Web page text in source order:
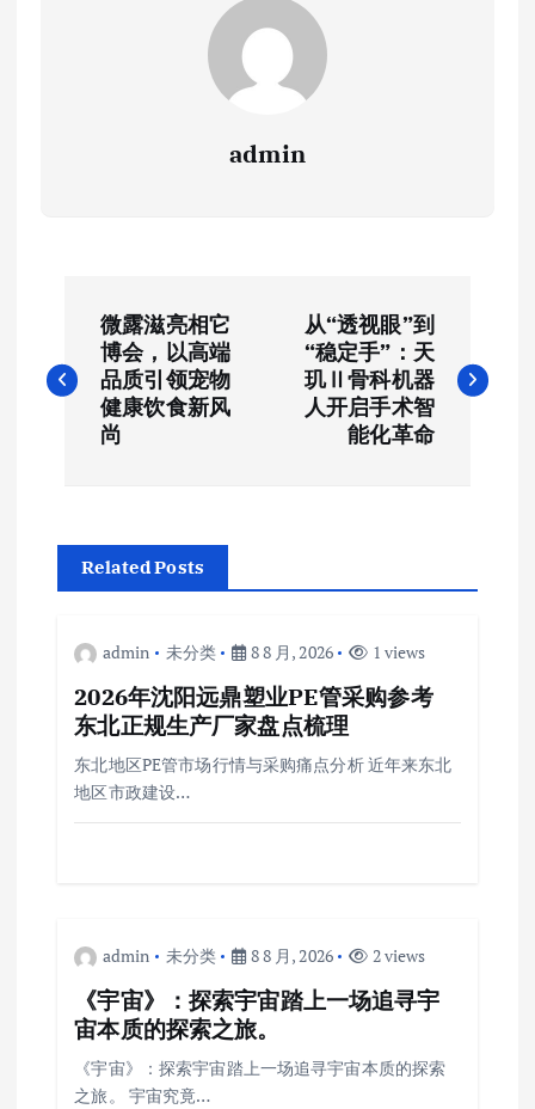
admin
章
微露滋亮相它
博会，以高端
品质引领宠物
健康饮食新风
尚
从“透视眼”到
“稳定手”：天
玑Ⅱ骨科机器
人开启手术智
能化革命
Related Posts
admin 未分类 8 8 月, 2026 1 views
2026年沈阳远鼎塑业PE管采购参考
东北正规生产厂家盘点梳理
东北地区PE管市场行情与采购痛点分析 近年来东北
地区市政建设…
admin 未分类 8 8 月, 2026 2 views
《宇宙》：探索宇宙踏上一场追寻宇
宙本质的探索之旅。
《宇宙》：探索宇宙踏上一场追寻宇宙本质的探索
之旅。 宇宙究竟…